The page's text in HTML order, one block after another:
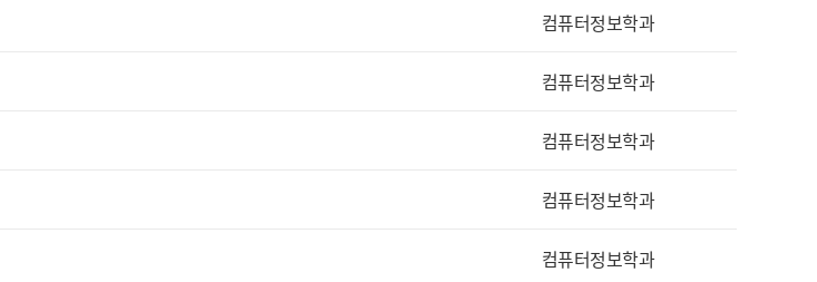
컴퓨터정보학과
컴퓨터정보학과
컴퓨터정보학과
컴퓨터정보학과
컴퓨터정보학과